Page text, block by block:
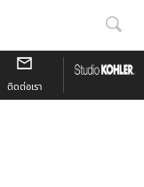
แส
การ
ค้นห
ติดต่อเรา